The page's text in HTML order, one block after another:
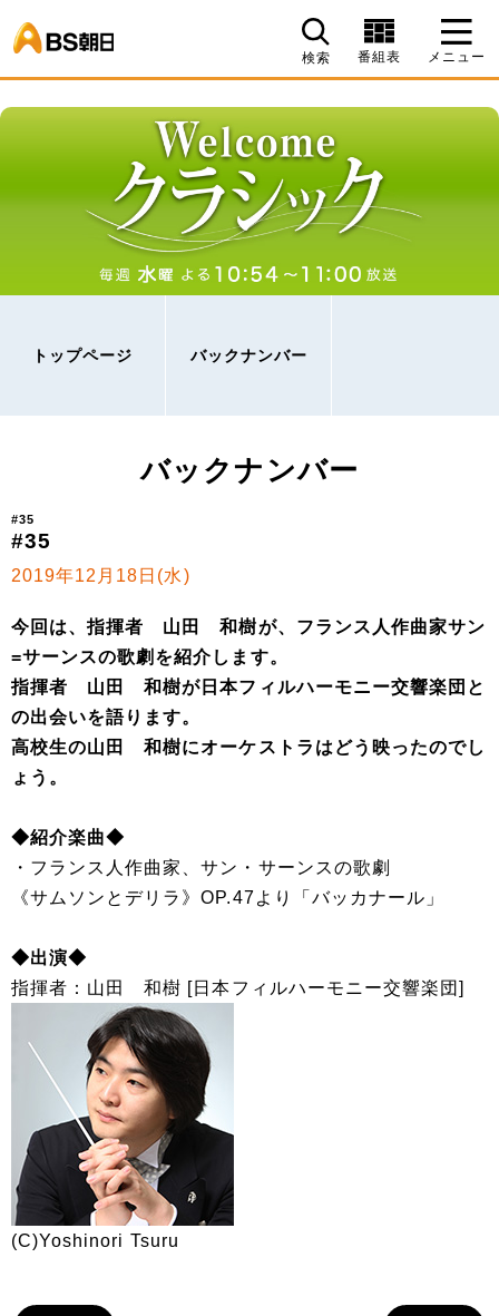
検索 番組表 メニュー
トップページ バックナンバー
バックナンバー
#35
#35
2019年12月18日(水)
今回は、指揮者 山田 和樹が、フランス人作曲家サン
=サーンスの歌劇を紹介します。
指揮者 山田 和樹が日本フィルハーモニー交響楽団と
の出会いを語ります。
高校生の山田 和樹にオーケストラはどう映ったのでし
ょう。
◆紹介楽曲◆
・フランス人作曲家、サン・サーンスの歌劇
《サムソンとデリラ》OP.47より「バッカナール」
◆出演◆
指揮者：山田 和樹 [日本フィルハーモニー交響楽団]
(C)Yoshinori Tsuru